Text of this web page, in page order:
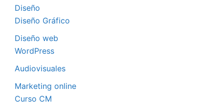
Diseño
Diseño Gráfico
Diseño web
WordPress
Audiovisuales
Marketing online
Curso CM